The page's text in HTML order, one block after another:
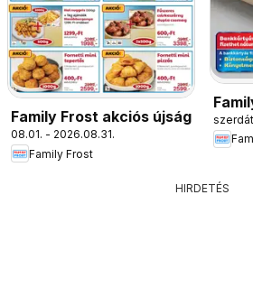
Family Frost akciós újság
08.01. - 2026.08.31.
Family Frost
HIRDETÉS